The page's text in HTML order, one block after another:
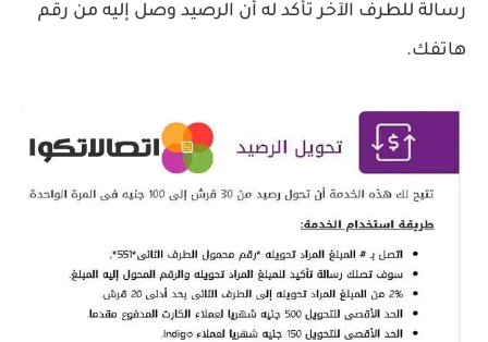
رسالة للطرف الآخر تُأكد له أن الرصيد وصل إليه من رقم
هاتفك.